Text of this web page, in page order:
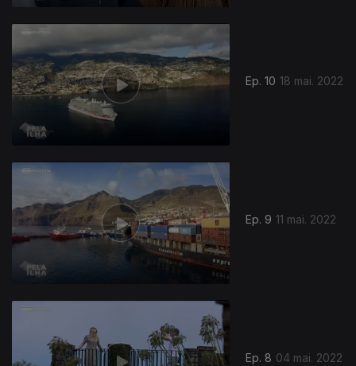
Ep. 10 18 mai. 2022
Ep. 9 11 mai. 2022
Ep. 8 04 mai. 2022